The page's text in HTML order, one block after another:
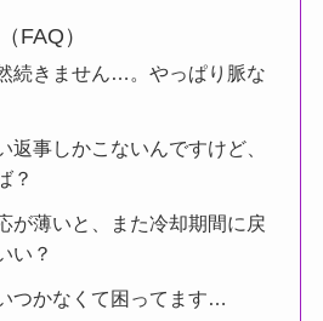
FAQ）
続きません…。やっぱり脈な
返事しかこないんですけど、
？
が薄いと、また冷却期間に戻
い？
つかなくて困ってます…